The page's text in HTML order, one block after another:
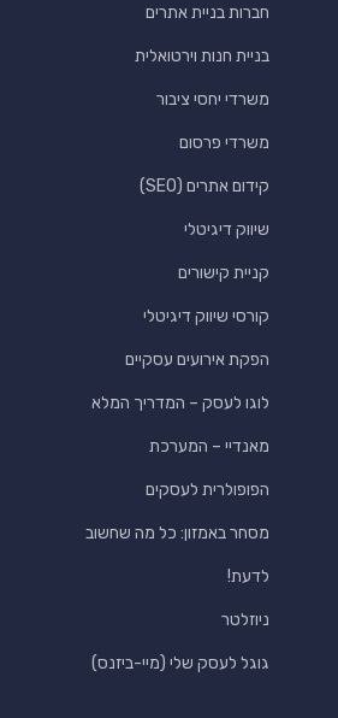
חברות בניית אתרים
בניית חנות וירטואלית
משרדי יחסי ציבור
משרדי פרסום
קידום אתרים (SEO)
שיווק דיגיטלי
קניית קישורים
קורסי שיווק דיגיטלי
הפקת אירועים עסקיים
לוגו לעסק – המדריך המלא
מאנדיי – המערכת
הפופולרית לעסקים
מסחר באמזון: כל מה שחשוב
לדעת!
ניוזלטר
גוגל לעסק שלי (מיי-ביזנס)